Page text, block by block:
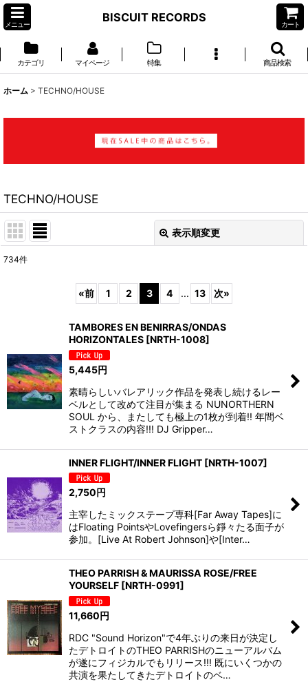
メニュー
BISCUIT RECORDS
カート
カテゴリ マイページ 特集 商品検索
ホーム > TECHNO/HOUSE
TECHNO/HOUSE
表示順変更
734件
«前 1 2 3 4 ... 13 次»
TAMBORES EN BENIRRAS/ONDAS
HORIZONTALES [NRTH-1008]
5,445円
素晴らしいバレアリック作品を発表し続けるレー
ベルとして改めて注目が集まる NUNORTHERN
SOUL から、またしても極上の1枚が到着!! 年間ベ
ストクラスの内容!!! DJ Gripper…
INNER FLIGHT/INNER FLIGHT [NRTH-1007]
2,750円
主宰したミックステープ専科[Far Away Tapes]に
はFloating PointsやLovefingersら錚々たる面子が
参加。[Live At Robert Johnson]や[Inter…
THEO PARRISH & MAURISSA ROSE/FREE
YOURSELF [NRTH-0991]
11,660円
RDC "Sound Horizon"で4年ぶりの来日が決定し
たデトロイトのTHEO PARRISHのニューアルバム
が遂にフィジカルでもリリース!!! 既にいくつかの
共演を果たしてきたデトロイトのベ…